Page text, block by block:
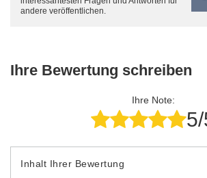
andere veröffentlichen.
Ihre Bewertung schreiben
Ihre Note:
Inhalt Ihrer Bewertung